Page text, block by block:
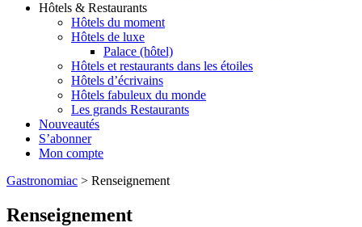
Hôtels & Restaurants
Hôtels du moment
Hôtels de luxe
Palace (hôtel)
Hôtels et restaurants dans les étoiles
Hôtels d’écrivains
Hôtels fabuleux du monde
Les grands Restaurants
Nouveautés
S’abonner
Mon compte
Gastronomiac > Renseignement
Renseignement